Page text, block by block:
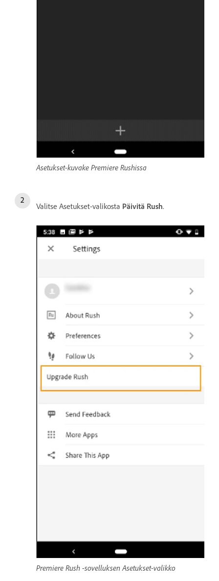
Asetukset-kuvake Premiere Rushissa
Valitse Asetukset-valikosta Päivitä Rush.
Premiere Rush -sovelluksen Asetukset-valikko